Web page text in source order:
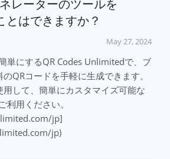
レーターのツールを
とはできますか？
May 27, 2024
単にするQR Codes Unlimitedで、ブ
QRコードを手軽に生成できます。
して、簡単にカスタマイズ可能な
利用ください。
jp]
jp)